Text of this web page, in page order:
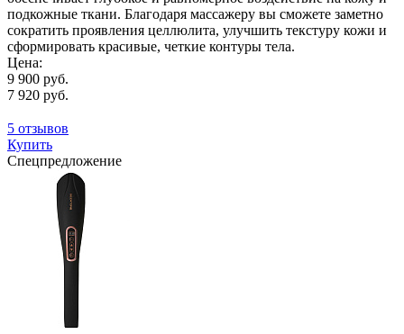
подкожные ткани. Благодаря массажеру вы сможете заметно
сократить проявления целлюлита, улучшить текстуру кожи и
сформировать красивые, четкие контуры тела.
Цена:
9 900 руб.
7 920 руб.
5 отзывов
Купить
Спецпредложение